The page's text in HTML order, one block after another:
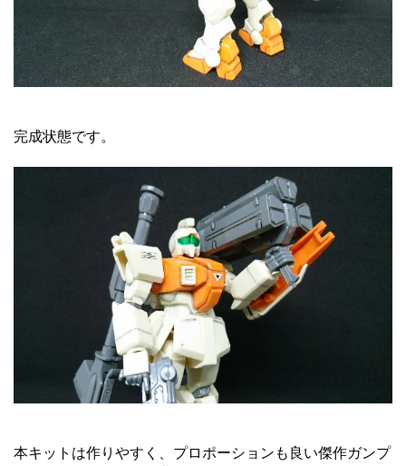
完成状態です。
本キットは作りやすく、プロポーションも良い傑作ガンプ